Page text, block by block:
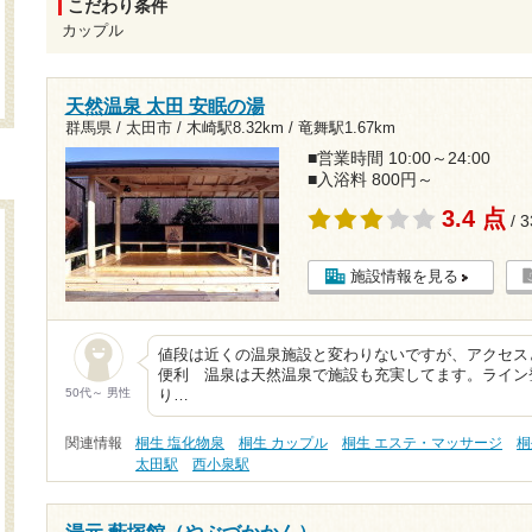
こだわり条件
カップル
天然温泉 太田 安眠の湯
群馬県 / 太田市 / 木崎駅8.32km / 竜舞駅1.67km
■営業時間 10:00～24:00
■入浴料 800円～
3.4 点 /
施設情報を見る
50代～ 男性
値段は近くの温泉施設と変わりないですが、アクセ
便利 温泉は天然温泉で施設も充実してます。ライ
り…
関連情報 桐生 塩化物泉 桐生 カップル 桐生 エステ・マッサージ
太田駅
西小泉駅